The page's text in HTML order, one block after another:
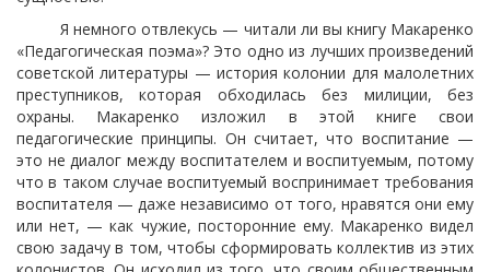
Я немного отвлекусь — читали ли вы книгу Макаренко
«Педагогическая поэма»? Это одно из лучших произведений
советской литературы — история колонии для малолетних
преступников, которая обходилась без милиции, без
охраны. Макаренко изложил в этой книге свои
педагогические принципы. Он считает, что воспитание —
это не диалог между воспитателем и воспитуемым, потому
что в таком случае воспитуемый воспринимает требования
воспитателя — даже независимо от того, нравятся они ему
или нет, — как чужие, посторонние ему. Макаренко видел
свою задачу в том, чтобы сформировать коллектив из этих